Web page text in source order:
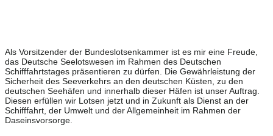
Als Vorsitzender der Bundeslotsenkammer ist es mir eine Freude,
das Deutsche Seelotswesen im Rahmen des Deutschen
Schifffahrtstages präsentieren zu dürfen. Die Gewährleistung der
Sicherheit des Seeverkehrs an den deutschen Küsten, zu den
deutschen Seehäfen und innerhalb dieser Häfen ist unser Auftrag.
Diesen erfüllen wir Lotsen jetzt und in Zukunft als Dienst an der
Schifffahrt, der Umwelt und der Allgemeinheit im Rahmen der
Daseinsvorsorge.